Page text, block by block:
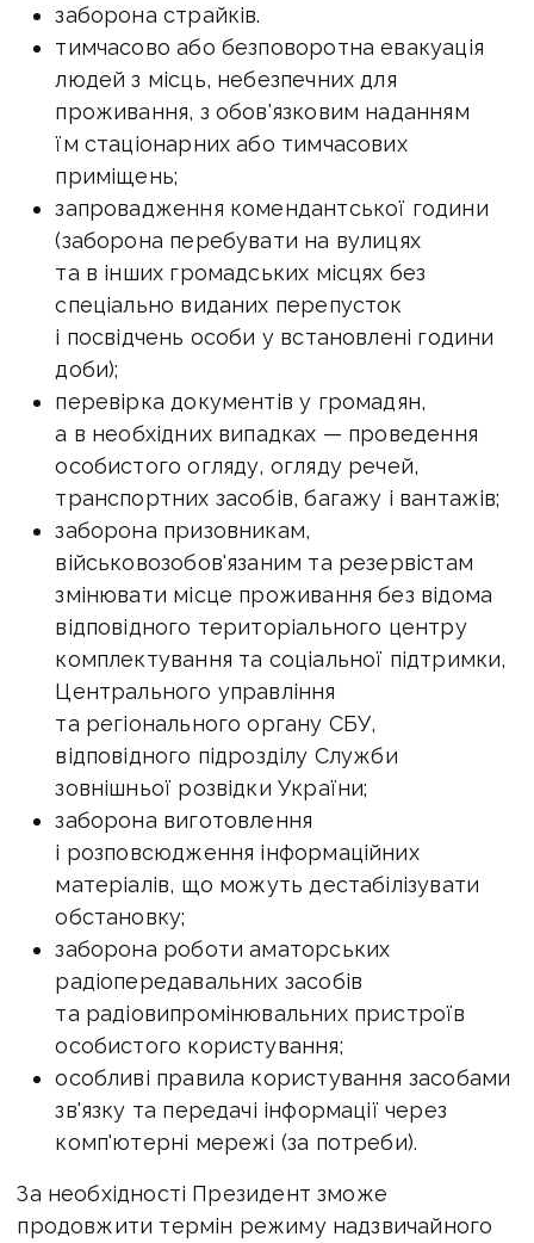
заборона страйків.
тимчасово або безповоротна евакуація
людей з місць, небезпечних для
проживання, з обов'язковим наданням
їм стаціонарних або тимчасових
приміщень;
запровадження комендантської години
(заборона перебувати на вулицях
та в інших громадських місцях без
спеціально виданих перепусток
і посвідчень особи у встановлені години
доби);
перевірка документів у громадян,
а в необхідних випадках — проведення
особистого огляду, огляду речей,
транспортних засобів, багажу і вантажів;
заборона призовникам,
військовозобов'язаним та резервістам
змінювати місце проживання без відома
відповідного територіального центру
комплектування та соціальної підтримки,
Центрального управління
та регіонального органу СБУ,
відповідного підрозділу Служби
зовнішньої розвідки України;
заборона виготовлення
і розповсюдження інформаційних
матеріалів, що можуть дестабілізувати
обстановку;
заборона роботи аматорських
радіопередавальних засобів
та радіовипромінювальних пристроїв
особистого користування;
особливі правила користування засобами
зв'язку та передачі інформації через
комп'ютерні мережі (за потреби).
За необхідності Президент зможе
продовжити термін режиму надзвичайного